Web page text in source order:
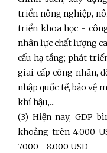
triển nông nghiệp,
triển khoa học -
nhân lực chất lượng
cấu hạ tầng; phát
giai cấp công nhân,
nhập quốc tế, bảo vệ
khí hậu,...
(3) Hiện nay, GDP
khoảng trên 4.000
7.000 - 8.000 USD